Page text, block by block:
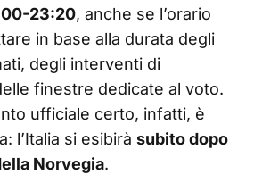
23:20, anche se l’orario
in base alla durata degli
degli interventi di
finestre dedicate al voto.
ufficiale certo, infatti, è
l’Italia si esibirà subito dopo
Norvegia.